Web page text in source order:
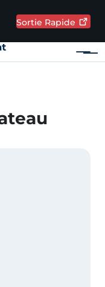
Sortie Rapide
Menu